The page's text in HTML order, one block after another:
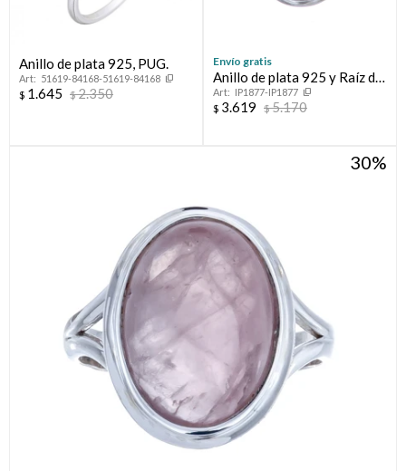
Anillo de plata 925, PUG.
51619-84168-51619-84168
$ 1.645 $2.350
Envío gratis
Anillo de plata 925 y Raíz de
RubíIP1877-IP1877
$ 3.619 $5.170
30